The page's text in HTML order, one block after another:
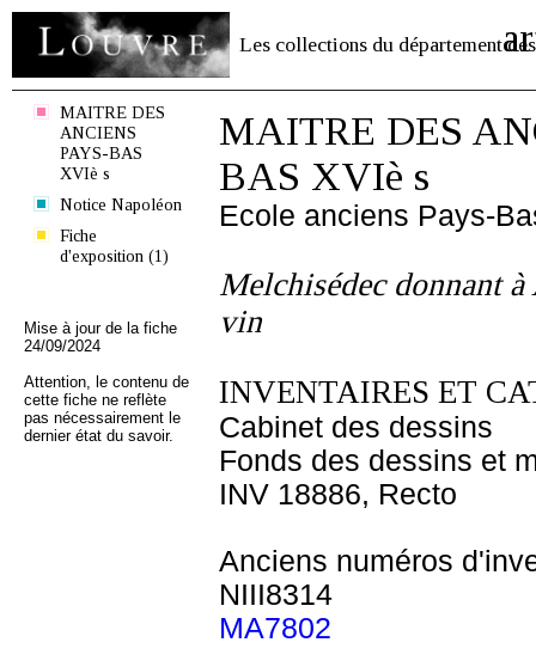
Les collections du département des
MAITRE DES
ANCIENS
PAYS-BAS
XVIè s
Notice Napoléon
Fiche
d'exposition (1)
Mise à jour de la fiche
24/09/2024
Attention, le contenu de
cette fiche ne reflète
pas nécessairement le
dernier état du savoir.
MAITRE DES
BAS XVIè s
Ecole anciens Pays-
Melchisédec donnant
vin
INVENTAIRES ET
Cabinet des dessins
Fonds des dessins et
INV 18886, Recto
Anciens numéros
NIII8314
MA7802